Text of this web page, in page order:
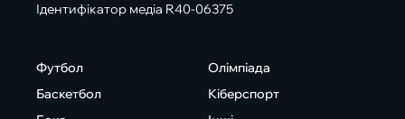
Ідентифікатор медіа R40-06375
Футбол
Баскетбол
Олімпіада
Кіберспорт